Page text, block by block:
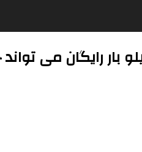
بار رایگان می